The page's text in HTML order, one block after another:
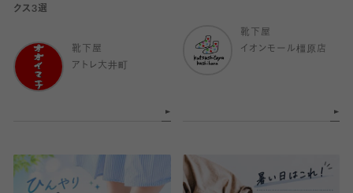
クス3選
靴下屋
アトレ大井町
靴下屋
イオンモール橿原店